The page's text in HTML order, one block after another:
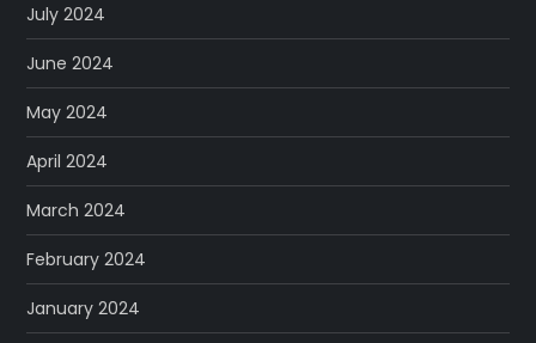
July 2024
June 2024
May 2024
April 2024
March 2024
February 2024
January 2024